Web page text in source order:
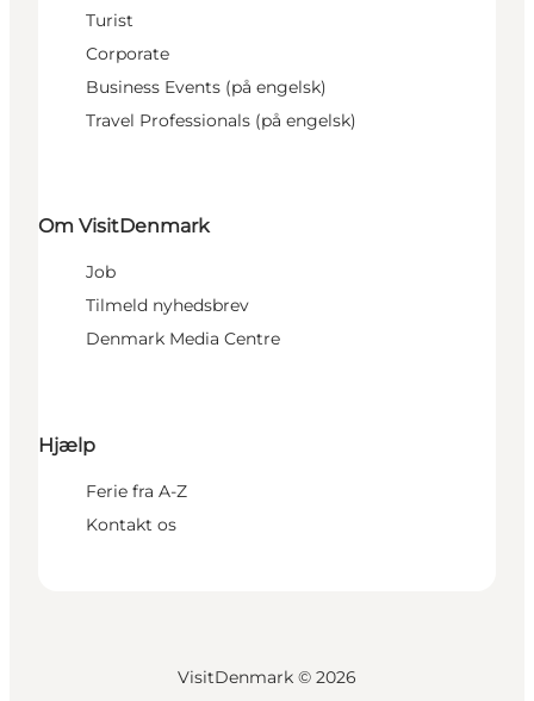
Turist
Corporate
Business Events (på engelsk)
Travel Professionals (på engelsk)
Om VisitDenmark
Job
Tilmeld nyhedsbrev
Denmark Media Centre
Hjælp
Ferie fra A-Z
Kontakt os
VisitDenmark © 2026